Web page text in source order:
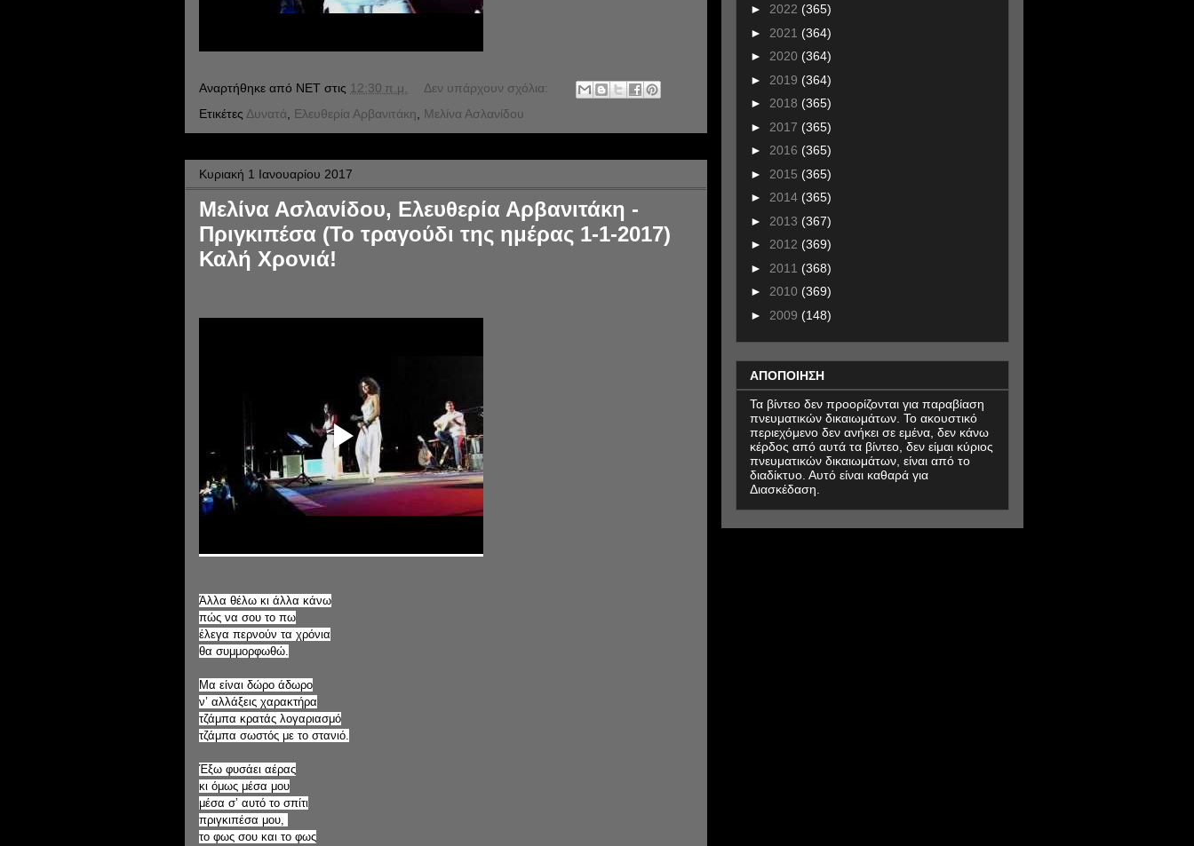
Αναρτήθηκε από NET στις 12:30 π.μ.
Δεν υπάρχουν σχόλια:
Ετικέτες Δυνατά, Ελευθερία Αρβανιτάκη, Μελίνα Ασλανίδου
Κυριακή 1 Ιανουαρίου 2017
Μελίνα Ασλανίδου, Ελευθερία Αρβανιτάκη -
Πριγκιπέσα (Το τραγούδι της ημέρας 1-1-2017)
Καλή Χρονιά!
Άλλα θέλω κι άλλα κάνω
πώς να σου το πω
έλεγα περνούν τα χρόνια
θα συμμορφωθώ.
Μα είναι δώρο άδωρο
ν’ αλλάξεις χαρακτήρα
τζάμπα κρατάς λογαριασμό
τζάμπα σωστός με το στανιό.
Έξω φυσάει αέρας
κι όμως μέσα μου
μέσα σ’ αυτό το σπίτι
πριγκιπέσα μου,
το φως σου και το φως
► 2022 (365)
► 2021 (364)
► 2020 (364)
► 2019 (364)
► 2018 (365)
► 2017 (365)
► 2016 (365)
► 2015 (365)
► 2014 (365)
► 2013 (367)
► 2012 (369)
► 2011 (368)
► 2010 (369)
► 2009 (148)
ΑΠΟΠΟΙΗΣΗ
Τα βίντεο δεν προορίζονται για παραβίαση
πνευματικών δικαιωμάτων. Το ακουστικό
περιεχόμενο δεν ανήκει σε εμένα, δεν κάνω
κέρδος από αυτά τα βίντεο, δεν είμαι κύριος
πνευματικών δικαιωμάτων, είναι από το
διαδίκτυο. Αυτό είναι καθαρά για
Διασκέδαση.